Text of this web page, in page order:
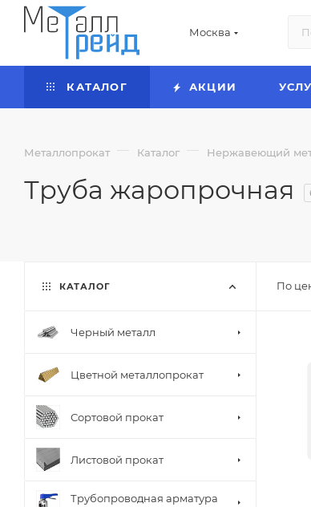
Москва
КАТАЛОГ АКЦИИ
Металлопрокат — Каталог — Нержавеющий
Труба жаропрочная
По
КАТАЛОГ
Черный металл
Цветной металлопрокат
Сортовой прокат
Листовой прокат
Трубопроводная арматура